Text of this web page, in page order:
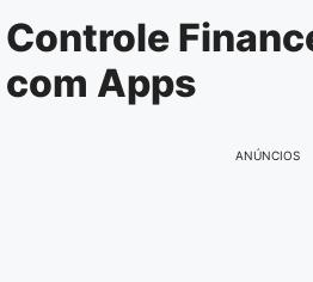
Pular
para
o
Controle
com Apps
ANÚNCIOS